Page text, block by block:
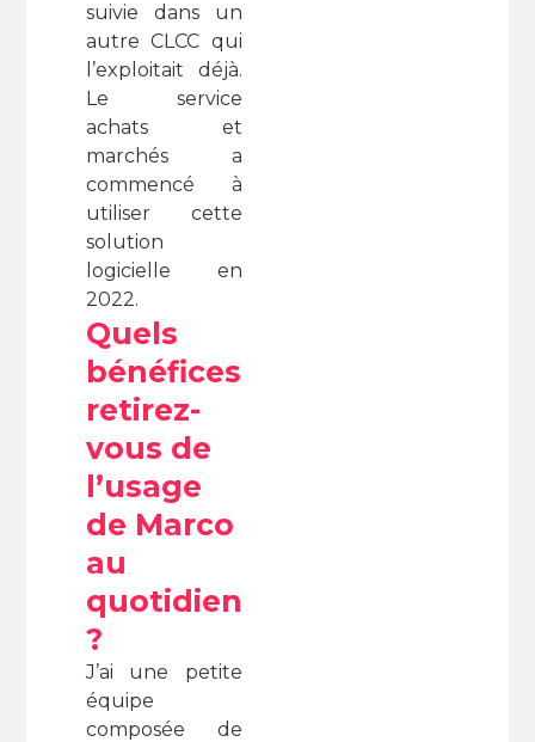
suivie dans un
autre CLCC qui
l’exploitait déjà.
Le service
achats et
marchés a
commencé à
utiliser cette
solution
logicielle en
2022.
Quels
bénéfices
retirez-
vous de
l’usage
de Marco
au
quotidien
?
J’ai une petite
équipe
composée de